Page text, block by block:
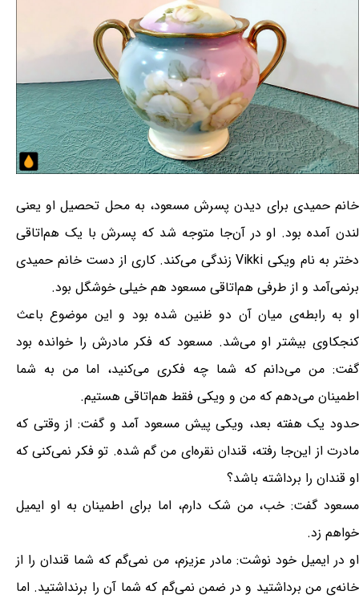
خانم حمیدی برای دیدن پسرش مسعود، به محل تحصیل او یعنی
لندن آمده بود‎. او در آن‌جا متوجه شد که پسرش با یک هم‌اتاقی
دختر به نام ویکی Vikki زندگی می‌کند. کاری از دست خانم حمیدی
برنمی‌آمد و از طرفی هم‌اتاقی مسعود هم خیلی خوشگل بود.
او به رابطه‌ی میان آن دو ظنین شده بود و این موضوع باعث
کنجکاوی بیشتر او می‌شد. مسعود که فکر مادرش را خوانده بود
گفت: من می‌دانم که شما چه فکری می‌کنید، اما من به شما
اطمینان می‌دهم که من و ویکی فقط هم‌اتاقی هستیم‎.
حدود یک هفته بعد‎، ویکی پیش مسعود آمد و گفت: از وقتی که
مادرت از این‌جا رفته، قندان نقره‌ای من گم شده. تو فکر نمی‌کنی که
او قندان را برداشته باشد؟‎
مسعود گفت: خب، من شک دارم، اما برای اطمینان به او ایمیل
خواهم زد‎.
او در ایمیل خود نوشت‎: مادر عزیزم، من نمی‌گم که شما قندان را از
خانه‌ی من برداشتید و در ضمن نمی‌گم که شما آن را برنداشتید. اما